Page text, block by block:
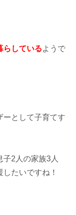
らしているようで
ーとして子育てす
2人の家族3人
たいですね！